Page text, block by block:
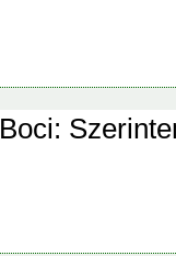
Boci: